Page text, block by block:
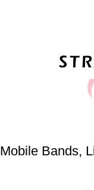
Mobile Bands,